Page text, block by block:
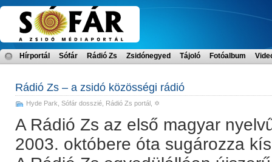
Hírportál Sófár Rádió Zs Zsidónegyed Tájoló Fotóalbum
Rádió Zs – a zsidó közösségi rádió
Hyde Park Sófár dosszié Rádió Zs portál , ✡
A Rádió Zs az első magyar
2003. októbere óta sugározza